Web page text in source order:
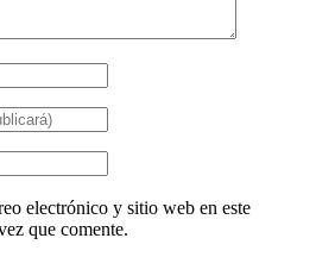
electrónico y sitio web en este
que comente.